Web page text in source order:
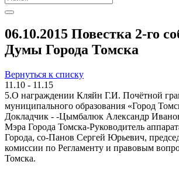
06.10.2015 Повестка 2-го
Думы Города Томска
Вернуться к списку
11.10 - 11.15
5.О награждении Кляйн Г.И. Почётной
муниципального образования «Город
Докладчик - -Цымбалюк Александр
Мэра Города Томска-Руководитель
Города, со-Панов Сергей Юрьевич,
комиссии по Регламенту и правовым
Томска.